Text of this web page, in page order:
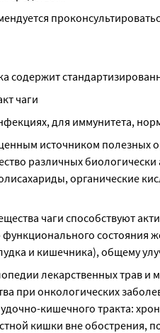
содержит
чаги
для иммунитета,
источником полезных
различных
органические
чаги способствуют
состояния
и кишечника), общему
лекарственных трав и
при онкологических
кишечного тракта:
кишки вне обострения,